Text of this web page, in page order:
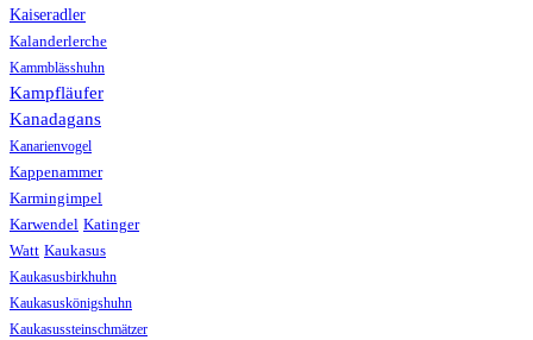
Kaiseradler
Kalanderlerche
Kammblässhuhn
Kampfläufer
Kanadagans
Kanarienvogel
Kappenammer
Karmingimpel
Karwendel Katinger
Watt Kaukasus
Kaukasusbirkhuhn
Kaukasuskönigshuhn
Kaukasussteinschmätzer